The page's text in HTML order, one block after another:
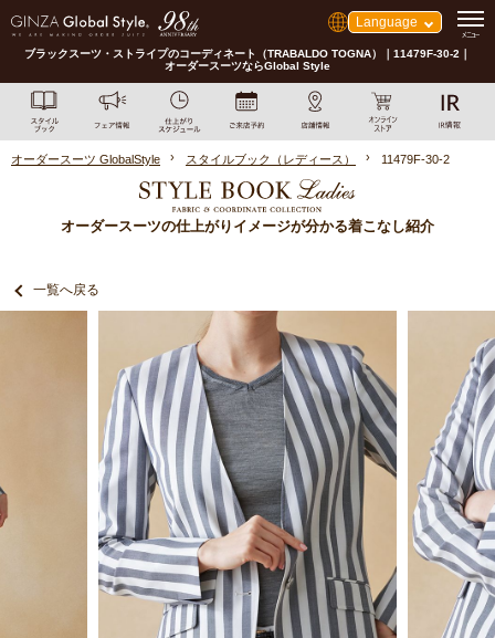
Language
ブラックスーツ・ストライプのコーディネート（TRABALDO TOGNA）｜11479F-30-2｜
オーダースーツならGlobal Style
オーダースーツ GlobalStyle スタイルブック（レディース） 11479F-30-2
オーダースーツの仕上がりイメージが分かる着こなし紹介
一覧へ戻る